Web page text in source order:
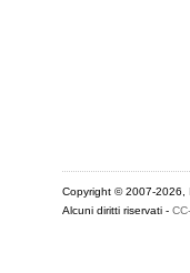
Copyright © 2007-2026,
Alcuni diritti riservati -